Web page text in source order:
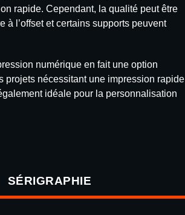
rapide. Cependant, la qualité peut être
à l’offset et certains supports peuvent
numérique en fait une option
projets nécessitant une impression rapide
idéale pour la personnalisation
SÉRIGRAPHIE